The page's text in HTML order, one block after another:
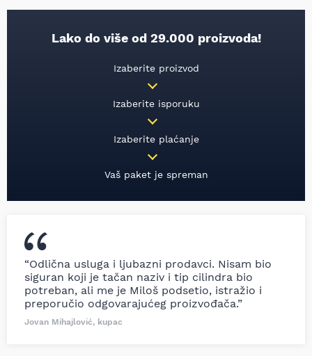
Lako do više od 29.000 proizvoda!
Izaberite proizvod
Izaberite isporuku
Izaberite plaćanje
Vaš paket je spreman
“Odlična usluga i ljubazni prodavci. Nisam bio
siguran koji je tačan naziv i tip cilindra bio
potreban, ali me je Miloš podsetio, istražio i
preporučio odgovarajućeg proizvođača.”
Jovan Mihajlović, kupac